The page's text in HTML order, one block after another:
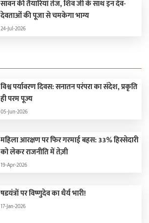
सावन की तैयारियां तेज, शिव जी के साथ इन देव-
देवताओं की पूजा से चमकेगा भाग्य
24-Jul-2026
विश्व पर्यावरण दिवस: सनातन परंपरा का संदेश, प्रकृति
ही परम पूज्य
05-Jun-2026
महिला आरक्षण पर फिर गरमाई बहस: 33% हिस्सेदारी
को लेकर राजनीति में तेज़ी
19-Apr-2026
षडयंत्रों पर विष्णुदेव का धैर्य भारी!
17-Jan-2026